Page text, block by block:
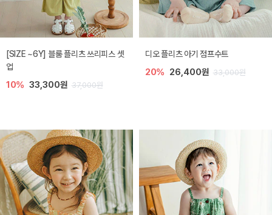
[SIZE ~6Y] 블룸 플리츠 쓰리피스 셋
업
10% 33,300원 37,000원
디오 플리츠 아기 점프수트
20% 26,400원 33,000원